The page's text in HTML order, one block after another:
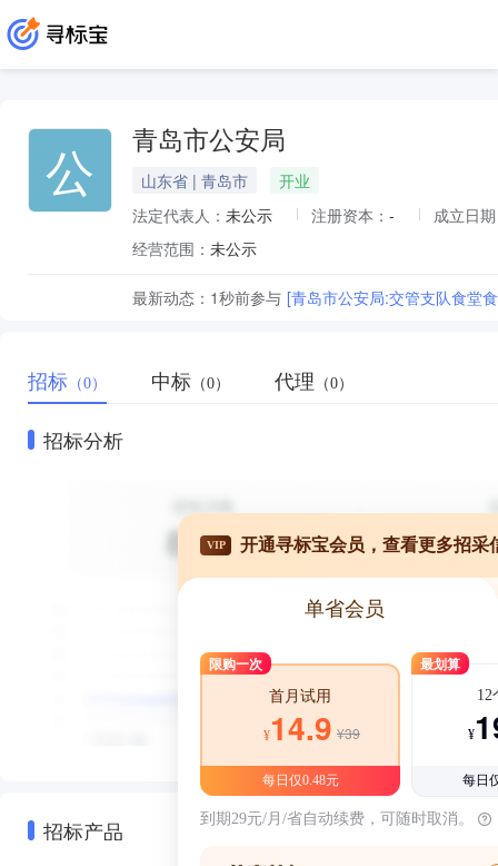
公 青岛市公安局
山东省 | 青岛市
开业
法定代表人： 未公示 注册资本： -
成立日
经营范围： 未公示
最新动态： 1秒前参与 [青岛市公安局:交管支队食堂
招标 （0） 中标 （0） 代理 （0）
招标分析
招标产品
VIP 开通寻标宝会员，查看更多招采
单省会员
限购一次
首月试用
¥14.9 ¥39
每日仅0.48元
最划算
12
¥
每日
到期29元/月/省自动续费，可随时取消。